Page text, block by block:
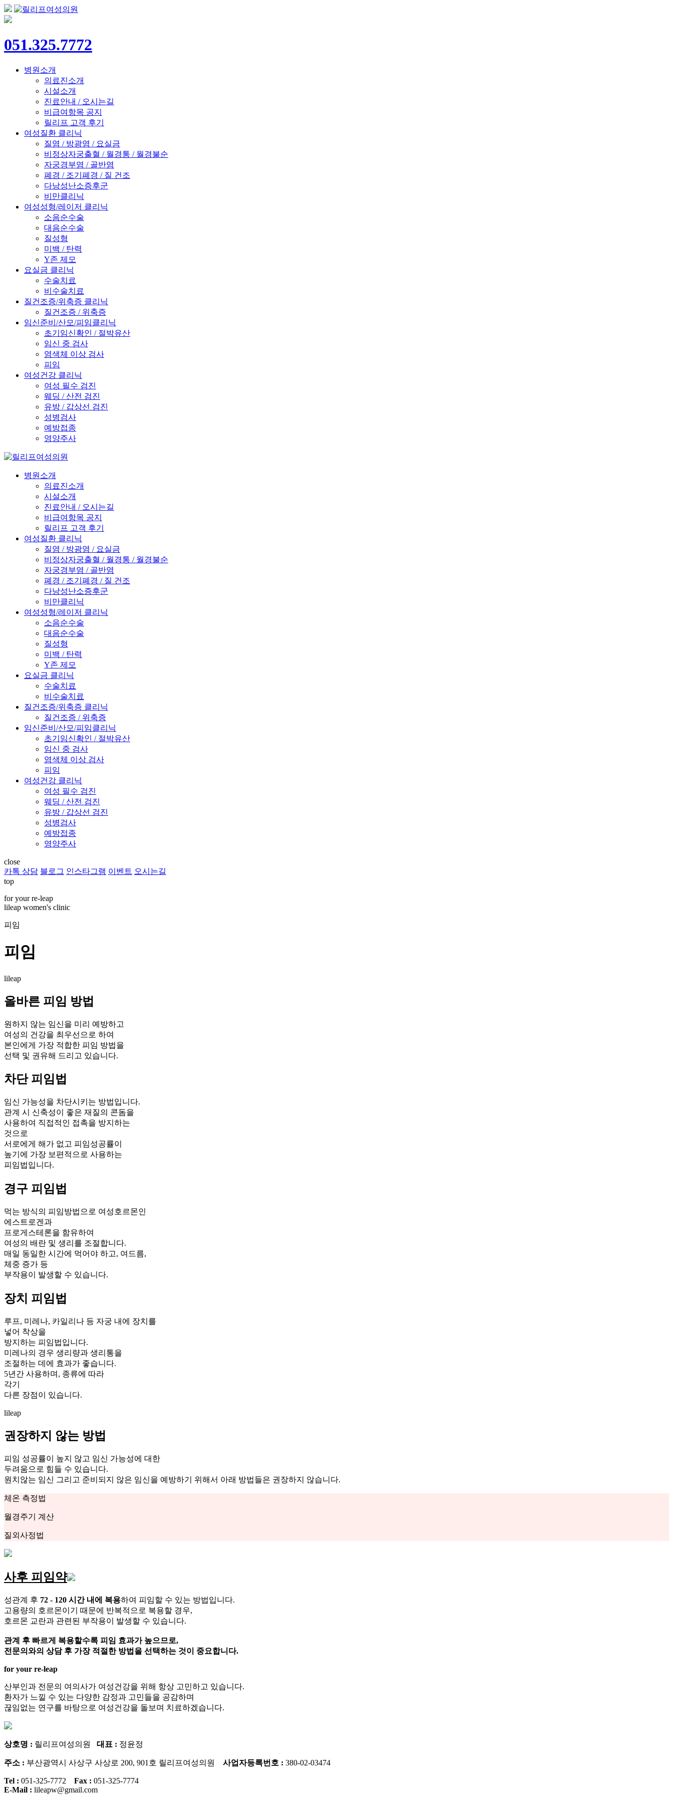
051.325.7772
병원소개
의료진소개
시설소개
진료안내 / 오시는길
비급여항목 공지
릴리프 고객 후기
여성질환 클리닉
질염 / 방광염 / 요실금
비정상자궁출혈 / 월경통 / 월경불순
자궁경부염 / 골반염
폐경 / 조기폐경 / 질 건조
다낭성난소증후군
비만클리닉
여성성형/레이저 클리닉
소음순수술
대음순수술
질성형
미백 / 탄력
Y존 제모
요실금 클리닉
수술치료
비수술치료
질건조증/위축증 클리닉
질건조증 / 위축증
임신준비/산모/피임클리닉
초기임신확인 / 절박유산
임신 중 검사
염색체 이상 검사
피임
여성건강 클리닉
여성 필수 검진
웨딩 / 산전 검진
유방 / 갑상선 검진
성병검사
예방접종
영양주사
병원소개
의료진소개
시설소개
진료안내 / 오시는길
비급여항목 공지
릴리프 고객 후기
여성질환 클리닉
질염 / 방광염 / 요실금
비정상자궁출혈 / 월경통 / 월경불순
자궁경부염 / 골반염
폐경 / 조기폐경 / 질 건조
다낭성난소증후군
비만클리닉
여성성형/레이저 클리닉
소음순수술
대음순수술
질성형
미백 / 탄력
Y존 제모
요실금 클리닉
수술치료
비수술치료
질건조증/위축증 클리닉
질건조증 / 위축증
임신준비/산모/피임클리닉
초기임신확인 / 절박유산
임신 중 검사
염색체 이상 검사
피임
여성건강 클리닉
여성 필수 검진
웨딩 / 산전 검진
유방 / 갑상선 검진
성병검사
예방접종
영양주사
close
카톡 상담 블로그 인스타그램 이벤트 오시는길
top
for your re-leap
lileap women's clinic
피임
피임
lileap
올바른 피임 방법
원하지 않는 임신을 미리 예방하고
여성의 건강을 최우선으로 하여
본인에게 가장 적합한 피임 방법을
선택 및 권유해 드리고 있습니다.
차단 피임법
임신 가능성을 차단시키는 방법입니다.
관계 시 신축성이 좋은 재질의 콘돔을
사용하여 직접적인 접촉을 방지하는
것으로
서로에게 해가 없고 피임성공률이
높기에 가장 보편적으로 사용하는
피임법입니다.
경구 피임법
먹는 방식의 피임방법으로 여성호르몬인
에스트로겐과
프로게스테론을 함유하여
여성의 배란 및 생리를 조절합니다.
매일 동일한 시간에 먹어야 하고, 여드름,
체중 증가 등
부작용이 발생할 수 있습니다.
장치 피임법
루프, 미레나, 카일리나 등 자궁 내에 장치를
넣어 착상을
방지하는 피임법입니다.
미레나의 경우 생리량과 생리통을
조절하는 데에 효과가 좋습니다.
5년간 사용하며, 종류에 따라
각기
다른 장점이 있습니다.
lileap
권장하지 않는 방법
피임 성공률이 높지 않고 임신 가능성에 대한
두려움으로 힘들 수 있습니다.
원치않는 임신 그리고 준비되지 않은 임신을 예방하기 위해서 아래 방법들은 권장하지 않습니다.
체온 측정법
월경주기 계산
질외사정법
사후 피임약
성관계 후 72 - 120 시간 내에 복용하여 피임할 수 있는 방법입니다.
고용량의 호르몬이기 때문에 반복적으로 복용할 경우,
호르몬 교란과 관련된 부작용이 발생할 수 있습니다.
관계 후 빠르게 복용할수록 피임 효과가 높으므로,
전문의와의 상담 후 가장 적절한 방법을 선택하는 것이 중요합니다.
for your re-leap
산부인과 전문의 여의사가 여성건강을 위해 항상 고민하고 있습니다.
환자가 느낄 수 있는 다양한 감정과 고민들을 공감하며
끊임없는 연구를 바탕으로 여성건강을 돌보며 치료하겠습니다.
상호명 : 릴리프여성의원 대표 : 정윤정
주소 : 부산광역시 사상구 사상로 200, 901호 릴리프여성의원 사업자등록번호 : 380-02-03474
Tel : 051-325-7772 Fax : 051-325-7774
E-Mail : lileapw@gmail.com